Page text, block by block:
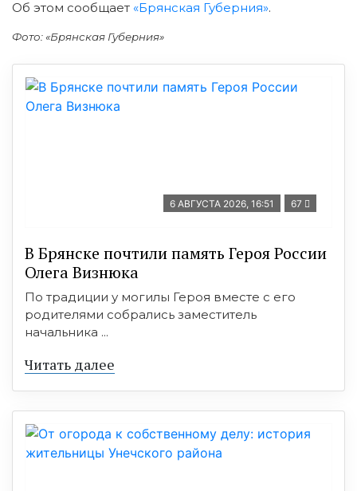
Об этом сообщает «Брянская Губерния».
Фото: «Брянская Губерния»
6 АВГУСТА 2026, 16:51 67
В Брянске почтили память Героя России
Олега Визнюка
По традиции у могилы Героя вместе с его
родителями собрались заместитель
начальника ...
Читать далее